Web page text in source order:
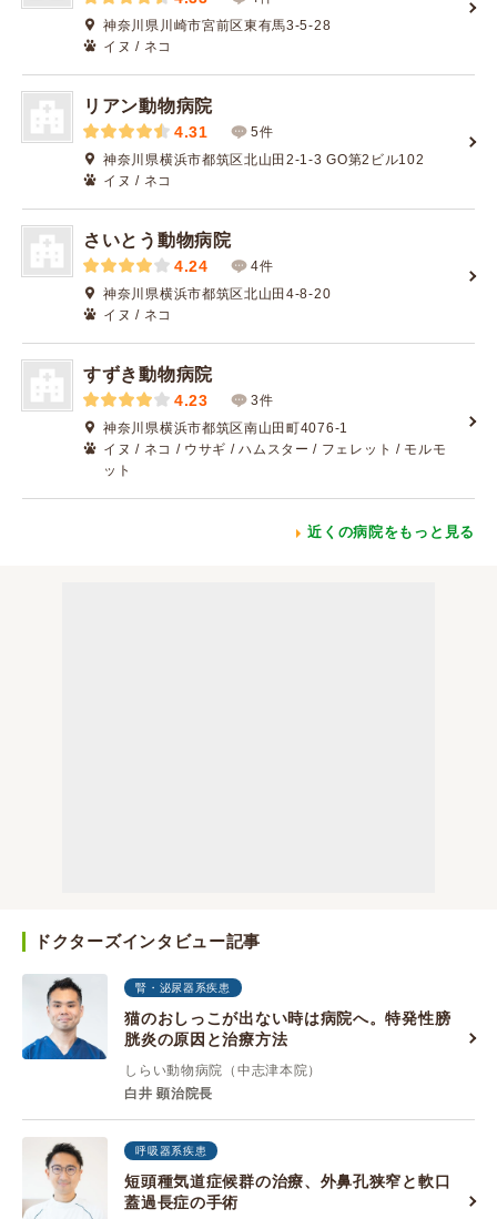
神奈川県川崎市宮前区東有馬3-5-28
イヌ / ネコ
リアン動物病院
4.31
5件
神奈川県横浜市都筑区北山田2-1-3 GO第2ビル102
イヌ / ネコ
さいとう動物病院
4.24
4件
神奈川県横浜市都筑区北山田4-8-20
イヌ / ネコ
すずき動物病院
4.23
3件
神奈川県横浜市都筑区南山田町4076-1
イヌ / ネコ / ウサギ / ハムスター / フェレット / モルモ
ット
近くの病院をもっと見る
ドクターズインタビュー記事
腎・泌尿器系疾患
猫のおしっこが出ない時は病院へ。特発性膀
胱炎の原因と治療方法
しらい動物病院（中志津本院）
白井 顕治院長
呼吸器系疾患
短頭種気道症候群の治療、外鼻孔狭窄と軟口
蓋過長症の手術